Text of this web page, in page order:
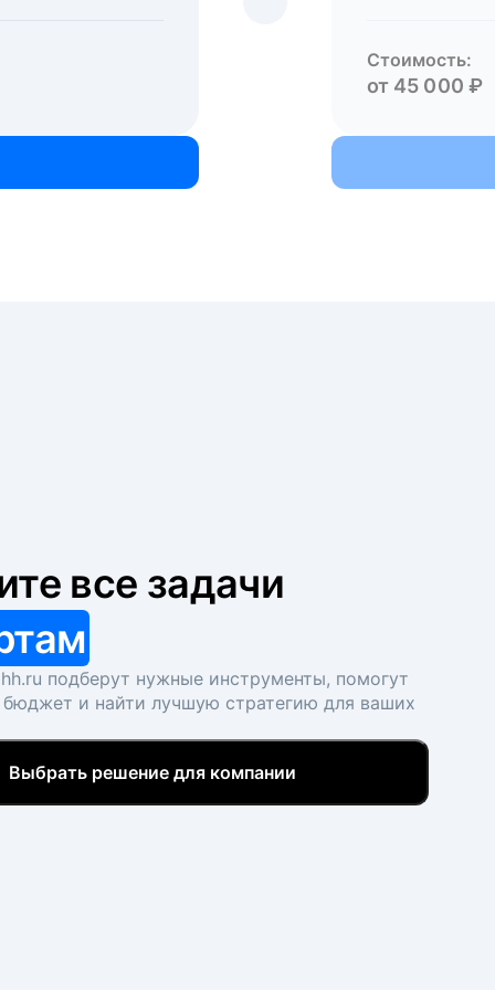
Стоимость:
от 45 000 ₽
все задачи
подберут нужные инструменты, помогут
бюджет и найти лучшую стратегию для ваших
Выбрать решение для компании